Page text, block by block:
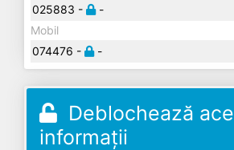
025883 -
-
Mobil
074476 -
-
Deblochează
informații